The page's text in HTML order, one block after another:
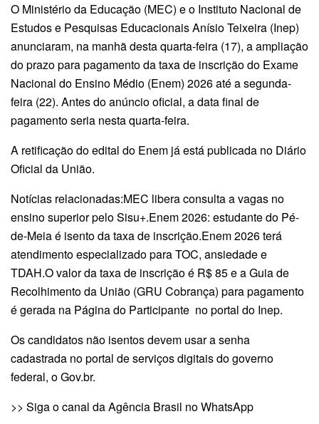
O Ministério da Educação (MEC) e o Instituto Nacional de
Estudos e Pesquisas Educacionais Anísio Teixeira (Inep)
anunciaram, na manhã desta quarta-feira (17), a ampliação
do prazo para pagamento da taxa de inscrição do Exame
Nacional do Ensino Médio (Enem) 2026 até a segunda-
feira (22). Antes do anúncio oficial, a data final de
pagamento seria nesta quarta-feira.
A retificação do edital do Enem já está publicada no Diário
Oficial da União.
Notícias relacionadas:MEC libera consulta a vagas no
ensino superior pelo Sisu+.Enem 2026: estudante do Pé-
de-Meia é isento da taxa de inscrição.Enem 2026 terá
atendimento especializado para TOC, ansiedade e
TDAH.O valor da taxa de inscrição é R$ 85 e a Guia de
Recolhimento da União (GRU Cobrança) para pagamento
é gerada na Página do Participante no portal do Inep.
Os candidatos não isentos devem usar a senha
cadastrada no portal de serviços digitais do governo
federal, o Gov.br.
>> Siga o canal da Agência Brasil no WhatsApp